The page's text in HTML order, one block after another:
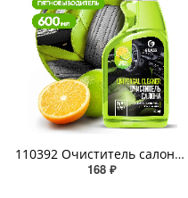
110392 Очиститель салона GRASS "Universal Cleaner" 600мл
168 ₽